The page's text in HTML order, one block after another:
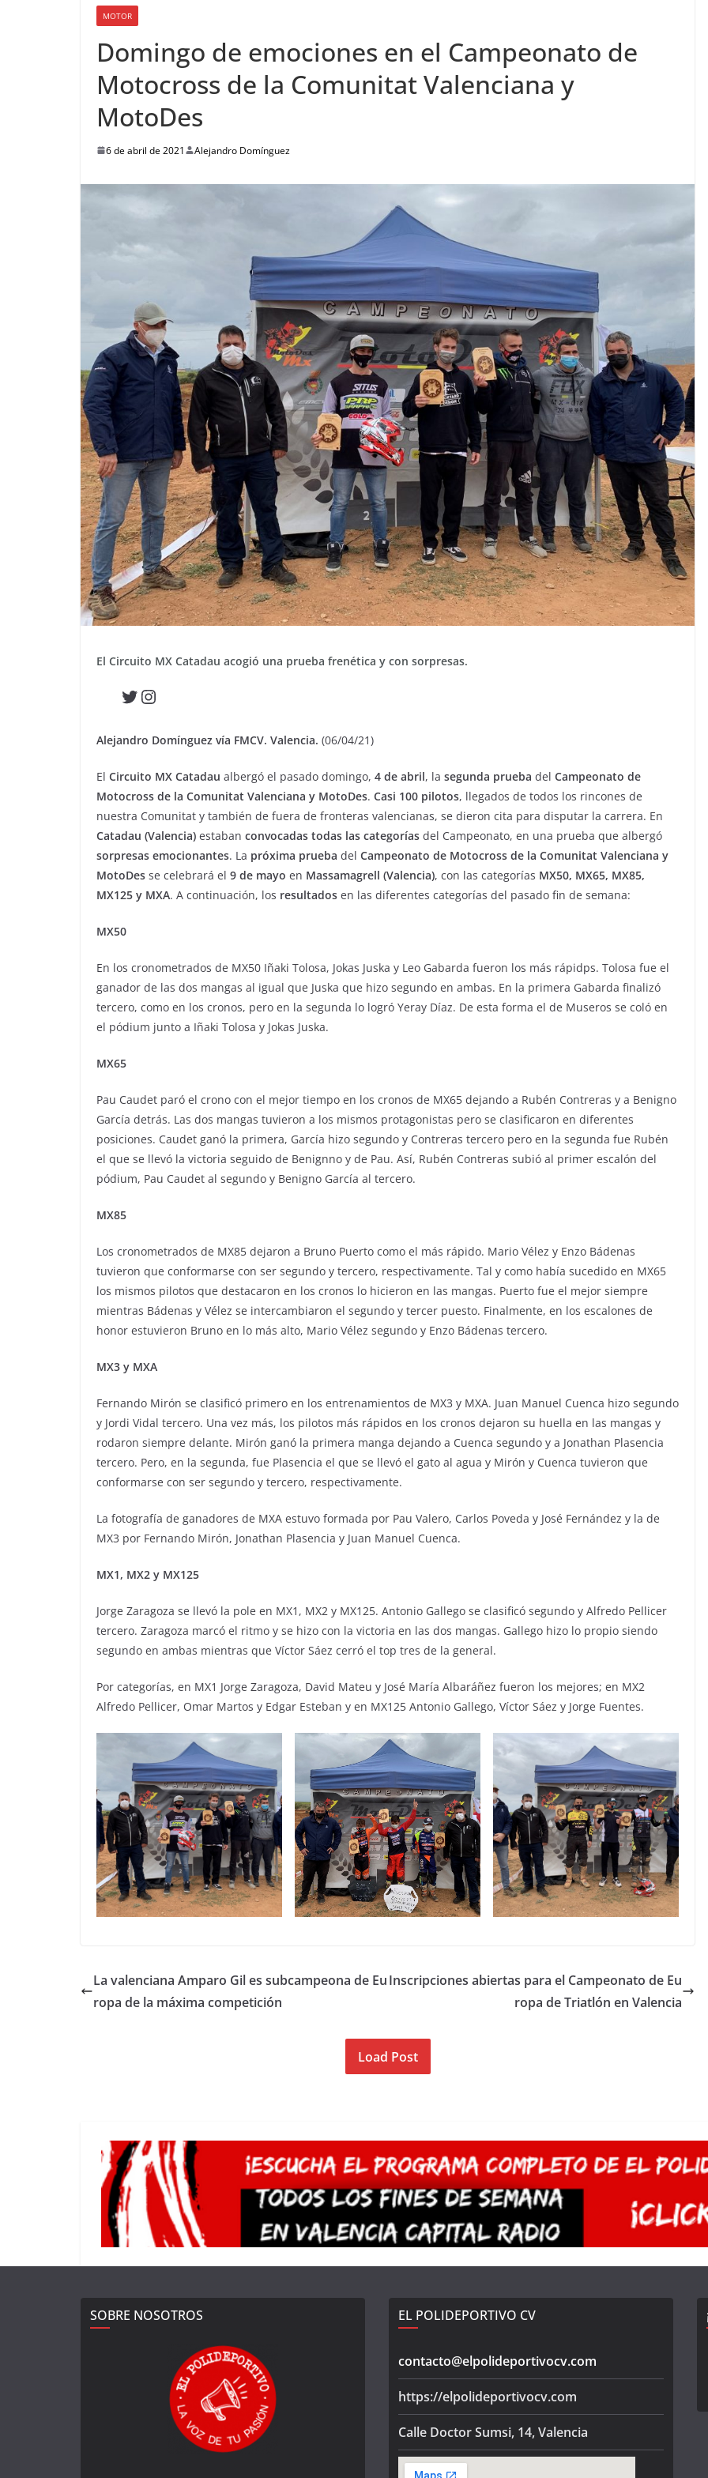
MOTOR
Domingo de emociones en el Campeonato de
Motocross de la Comunitat Valenciana y
MotoDes
6 de abril de 2021 Alejandro Domínguez
El Circuito MX Catadau acogió una prueba frenética y con sorpresas.
Twitter
Instagram
Alejandro Domínguez vía FMCV. Valencia. (06/04/21)
El Circuito MX Catadau albergó el pasado domingo, 4 de abril, la segunda prueba del Campeonato de
Motocross de la Comunitat Valenciana y MotoDes. Casi 100 pilotos, llegados de todos los rincones de
nuestra Comunitat y también de fuera de fronteras valencianas, se dieron cita para disputar la carrera. En
Catadau (Valencia) estaban convocadas todas las categorías del Campeonato, en una prueba que albergó
sorpresas emocionantes. La próxima prueba del Campeonato de Motocross de la Comunitat Valenciana y
MotoDes se celebrará el 9 de mayo en Massamagrell (Valencia), con las categorías MX50, MX65, MX85,
MX125 y MXA. A continuación, los resultados en las diferentes categorías del pasado fin de semana:
MX50
En los cronometrados de MX50 Iñaki Tolosa, Jokas Juska y Leo Gabarda fueron los más rápidps. Tolosa fue el
ganador de las dos mangas al igual que Juska que hizo segundo en ambas. En la primera Gabarda finalizó
tercero, como en los cronos, pero en la segunda lo logró Yeray Díaz. De esta forma el de Museros se coló en
el pódium junto a Iñaki Tolosa y Jokas Juska.
MX65
Pau Caudet paró el crono con el mejor tiempo en los cronos de MX65 dejando a Rubén Contreras y a Benigno
García detrás. Las dos mangas tuvieron a los mismos protagonistas pero se clasificaron en diferentes
posiciones. Caudet ganó la primera, García hizo segundo y Contreras tercero pero en la segunda fue Rubén
el que se llevó la victoria seguido de Benignno y de Pau. Así, Rubén Contreras subió al primer escalón del
pódium, Pau Caudet al segundo y Benigno García al tercero.
MX85
Los cronometrados de MX85 dejaron a Bruno Puerto como el más rápido. Mario Vélez y Enzo Bádenas
tuvieron que conformarse con ser segundo y tercero, respectivamente. Tal y como había sucedido en MX65
los mismos pilotos que destacaron en los cronos lo hicieron en las mangas. Puerto fue el mejor siempre
mientras Bádenas y Vélez se intercambiaron el segundo y tercer puesto. Finalmente, en los escalones de
honor estuvieron Bruno en lo más alto, Mario Vélez segundo y Enzo Bádenas tercero.
MX3 y MXA
Fernando Mirón se clasificó primero en los entrenamientos de MX3 y MXA. Juan Manuel Cuenca hizo segundo
y Jordi Vidal tercero. Una vez más, los pilotos más rápidos en los cronos dejaron su huella en las mangas y
rodaron siempre delante. Mirón ganó la primera manga dejando a Cuenca segundo y a Jonathan Plasencia
tercero. Pero, en la segunda, fue Plasencia el que se llevó el gato al agua y Mirón y Cuenca tuvieron que
conformarse con ser segundo y tercero, respectivamente.
La fotografía de ganadores de MXA estuvo formada por Pau Valero, Carlos Poveda y José Fernández y la de
MX3 por Fernando Mirón, Jonathan Plasencia y Juan Manuel Cuenca.
MX1, MX2 y MX125
Jorge Zaragoza se llevó la pole en MX1, MX2 y MX125. Antonio Gallego se clasificó segundo y Alfredo Pellicer
tercero. Zaragoza marcó el ritmo y se hizo con la victoria en las dos mangas. Gallego hizo lo propio siendo
segundo en ambas mientras que Víctor Sáez cerró el top tres de la general.
Por categorías, en MX1 Jorge Zaragoza, David Mateu y José María Albaráñez fueron los mejores; en MX2
Alfredo Pellicer, Omar Martos y Edgar Esteban y en MX125 Antonio Gallego, Víctor Sáez y Jorge Fuentes.
La valenciana Amparo Gil es subcampeona de Eu
ropa de la máxima competición
Inscripciones abiertas para el Campeonato de Eu
ropa de Triatlón en Valencia
Load Post
SOBRE NOSOTROS EL POLIDEPORTIVO CV
contacto@elpolideportivocv.com
https://elpolideportivocv.com
Calle Doctor Sumsi, 14, Valencia